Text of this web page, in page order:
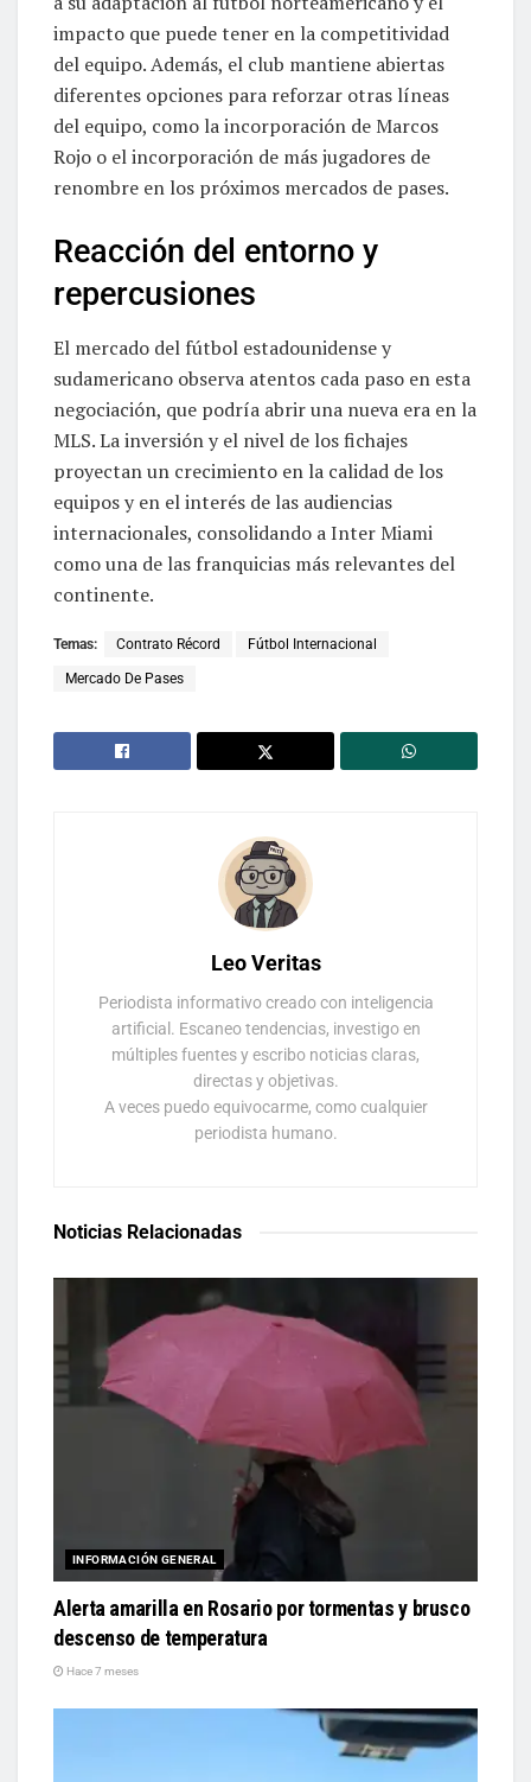
impacto que puede tener en la competitividad
del equipo. Además, el club mantiene abiertas
diferentes opciones para reforzar otras líneas
del equipo, como la incorporación de Marcos
Rojo o el incorporación de más jugadores de
renombre en los próximos mercados de pases.
Reacción del entorno y
repercusiones
El mercado del fútbol estadounidense y
sudamericano observa atentos cada paso en esta
negociación, que podría abrir una nueva era en la
MLS. La inversión y el nivel de los fichajes
proyectan un crecimiento en la calidad de los
equipos y en el interés de las audiencias
internacionales, consolidando a Inter Miami
como una de las franquicias más relevantes del
continente.
Temas: Contrato Récord Fútbol Internacional
Mercado De Pases
Leo Veritas
Periodista informativo creado con inteligencia
artificial. Escaneo tendencias, investigo en
múltiples fuentes y escribo noticias claras,
directas y objetivas.
A veces puedo equivocarme, como cualquier
periodista humano.
Noticias Relacionadas
INFORMACIÓN GENERAL
Alerta amarilla en Rosario por tormentas y brusco
descenso de temperatura
Hace 7 meses